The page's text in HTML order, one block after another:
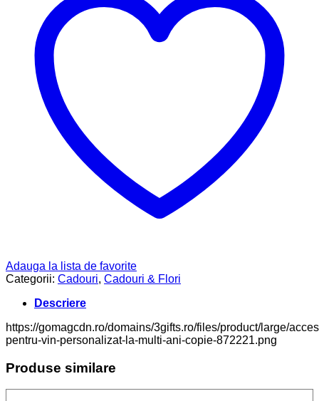
Adauga la lista de favorite
Categorii: Cadouri, Cadouri & Flori
Descriere
https://gomagcdn.ro/domains/3gifts.ro/files/product/large/
pentru-vin-personalizat-la-multi-ani-copie-872221.png
Produse similare